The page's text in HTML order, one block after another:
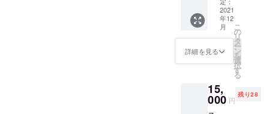
UEオ
フィ
シャル
サイト
に支援
してい
支援
時、必
【サイ
ズ】S,
M, L, XL
サイズ
表をご
UEから
感謝の
と非常
に重
く、
10°Cの
低温で
も暖か
す。 ✔︎
シュリ
ンクフ
2021
年12
月
詳細を見る
こ
の
リ
タ
ー
ン
を
選
択
す
る
15,
000 円
残り28